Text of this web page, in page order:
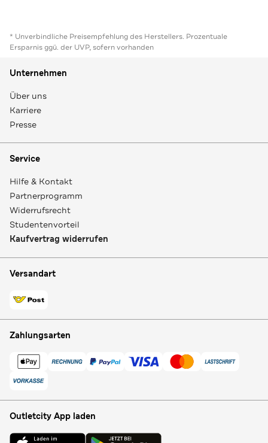
* Unverbindliche Preisempfehlung des Herstellers. Prozentuale
Ersparnis ggü. der UVP, sofern vorhanden
Unternehmen
Über uns
Karriere
Presse
Service
Hilfe & Kontakt
Partnerprogramm
Widerrufsrecht
Studentenvorteil
Kaufvertrag widerrufen
Versandart
Zahlungsarten
Outletcity App laden